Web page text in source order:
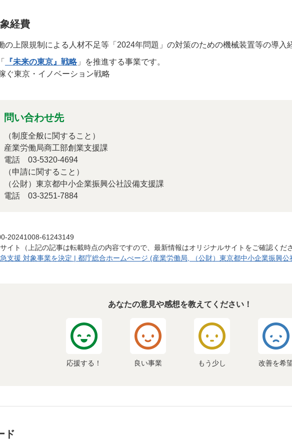
経費
の上限規制による人材不足等「2024年問題」の対策のための機械装置等の導入
『未来の東京』戦略」を推進する事業です。
東京・イノベーション戦略
問い合わせ先
（制度全般に関すること）
産業労働局商工部創業支援課
電話 03-5320-4694
（申請に関すること）
（公財）東京都中小企業振興公社設備支援課
電話 03-3251-7884
20241008-61243149
イト（上記の記事は転載時点の内容ですので、最新情報はオリジナルサイトをご確認くだ
支援 対象事業を決定 | 都庁総合ホームぺージ (産業労働局, （公財）東京都中小企業振興公
あなたの意見や感想を教えてください！
応援する！ 良い事業 もう少し 改善を希
ド